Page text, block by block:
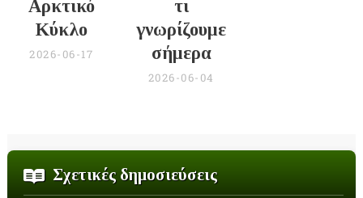
Αρκτικό
Κύκλο
2026-06-17
τι
γνωρίζουμε
σήμερα
2026-06-04
Σχετικές δημοσιεύσεις